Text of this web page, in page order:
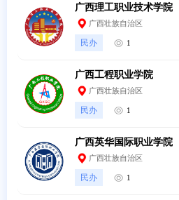
广西理工职业技术学院
广西壮族自治区
民办 1
广西工程职业学院
广西壮族自治区
民办 1
广西英华国际职业学院
广西壮族自治区
民办 1